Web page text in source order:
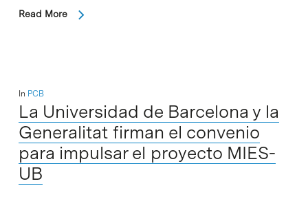
Read More
In PCB
La Universidad de Barcelona y la
Generalitat firman el convenio
para impulsar el proyecto MIES-
UB